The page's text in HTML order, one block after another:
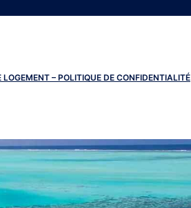
LOGEMENT – POLITIQUE DE CONFIDENTIALITÉ